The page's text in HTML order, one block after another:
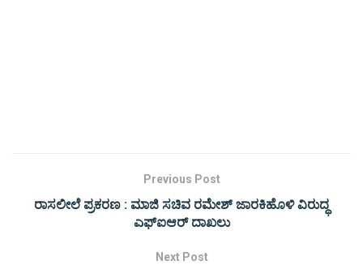
Previous Post
ರಾಸಲೀಲೆ ಪ್ರಕರಣ : ಮಾಜಿ ಸಚಿವ ರಮೇಶ್ ಜಾರಕಿಹೊಳಿ ವಿರುದ್ಧ
ಎಫ್ಐಆರ್ ದಾಖಲು
Next Post